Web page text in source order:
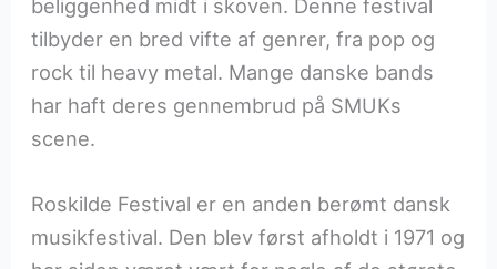
beliggenhed midt i skoven. Denne festival
tilbyder en bred vifte af genrer, fra pop og
rock til heavy metal. Mange danske bands
har haft deres gennembrud på SMUKs
scene.
Roskilde Festival er en anden berømt dansk
musikfestival. Den blev først afholdt i 1971 og